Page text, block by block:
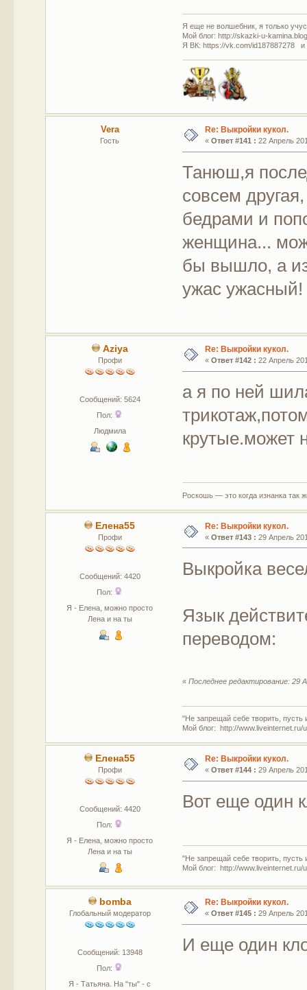
Я еще не волшебник, я только
Мой блог: http://skazki-u-
Я ВК: https://vk.com/id187887278 и
Vera
Гость
Re: Выкройки кукол.
« Ответ #141 : 22 Апрель
Танюш,я
совсем
бедрами и
женщина...
бы вышло, а
ужас
Aziya
Профи
Сообщений: 5624
Пол:
Людмила
Re: Выкройки кукол.
« Ответ #142 : 22 Апрель
а я по ней
крутые.может
Роскошь — это когда изнанка
Елена55
Профи
Сообщений: 4420
Пол:
Я - Елена, можно просто
Лена и на ты
Re: Выкройки кукол.
« Ответ #143 : 29 Апрель
Выкройка
Язык
переводом:
«Последнее редактирование: 29
"Не запрещай себе творить,
Мой блог: http://www.liveinternet.ru/
Елена55
Профи
Сообщений: 4420
Пол:
Я - Елена, можно просто
Лена и на ты
Re: Выкройки кукол.
« Ответ #144 : 29 Апрель
Вот еще один
"Не запрещай себе творить,
Мой блог: http://www.liveinternet.ru/
bomba
Глобальный модератор
Сообщений: 13948
Пол:
Я - Татьяна. На "ты" - с
Re: Выкройки кукол.
« Ответ #145 : 29 Апрель
И еще один